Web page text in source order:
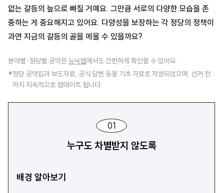
없는 갈등의 늪으로 빠질 거예요. 그만큼 서로의 다양한 모습을 존
중하는 게 중요해지고 있어요. 다양성을 보장하는 각 정당의 정책이
과연 지금의 갈등의 골을 메울 수 있을까요?
분야별·정당별 공약은 뉴닉앱에서도 간편하게 확인할 수 있어요.
*정당 공약집과 보도자료, 공식 답변 등을 기초 자료로 작성되었으며, 선거 전
까지 지속적으로 업데이트 됩니다.
01
누구도 차별받지 않도록
배경 알아보기